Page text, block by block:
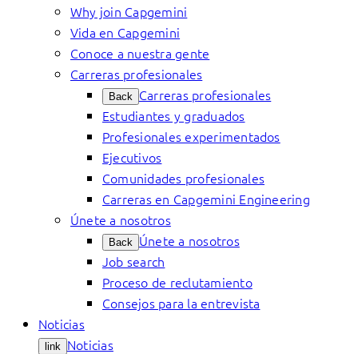
Why join Capgemini
Vida en Capgemini
Conoce a nuestra gente
Carreras profesionales
Back Carreras profesionales
Estudiantes y graduados
Profesionales experimentados
Ejecutivos
Comunidades profesionales
Carreras en Capgemini Engineering
Únete a nosotros
Back Únete a nosotros
Job search
Proceso de reclutamiento
Consejos para la entrevista
Noticias
link Noticias